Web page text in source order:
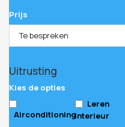
Prijs
Te bespreken
Uitrusting
Kies de opties
Airconditioning
Leren
interieur